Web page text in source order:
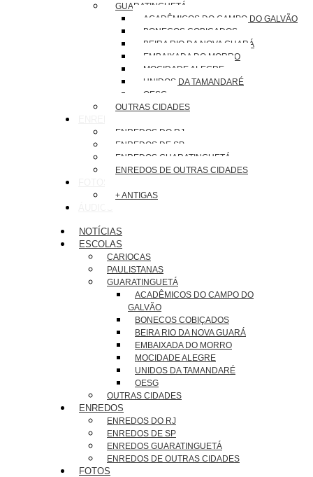
GUARATINGUETÁ
ACADÊMICOS DO CAMPO DO GALVÃO
BONECOS COBIÇADOS
BEIRA RIO DA NOVA GUARÁ
EMBAIXADA DO MORRO
MOCIDADE ALEGRE
UNIDOS DA TAMANDARÉ
OESG
OUTRAS CIDADES
ENREDOS DO RJ
ENREDOS DE SP
ENREDOS GUARATINGUETÁ
ENREDOS DE OUTRAS CIDADES
+ ANTIGAS
NOTÍCIAS
ESCOLAS
CARIOCAS
PAULISTANAS
GUARATINGUETÁ
ACADÊMICOS DO CAMPO DO
GALVÃO
BONECOS COBIÇADOS
BEIRA RIO DA NOVA GUARÁ
EMBAIXADA DO MORRO
MOCIDADE ALEGRE
UNIDOS DA TAMANDARÉ
OESG
OUTRAS CIDADES
ENREDOS
ENREDOS DO RJ
ENREDOS DE SP
ENREDOS GUARATINGUETÁ
ENREDOS DE OUTRAS CIDADES
FOTOS